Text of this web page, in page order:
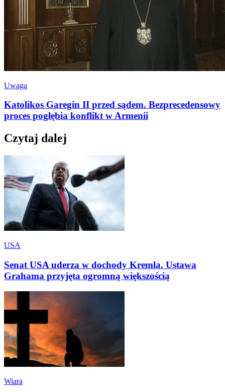
Uwaga
Katolikos Garegin II przed sądem. Bezprecedensowy
proces pogłębia konflikt w Armenii
Czytaj dalej
USA
Senat USA uderza w dochody Kremla. Ustawa
Grahama przyjęta ogromną większością
Wiara